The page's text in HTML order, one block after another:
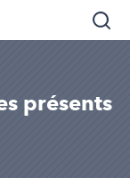
présents